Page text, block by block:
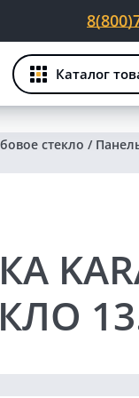
Каталог
стекло /